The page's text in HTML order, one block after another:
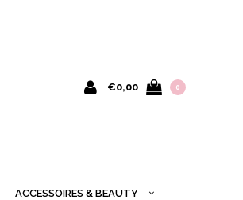
€0,00 0
ACCESSOIRES & BEAUTY